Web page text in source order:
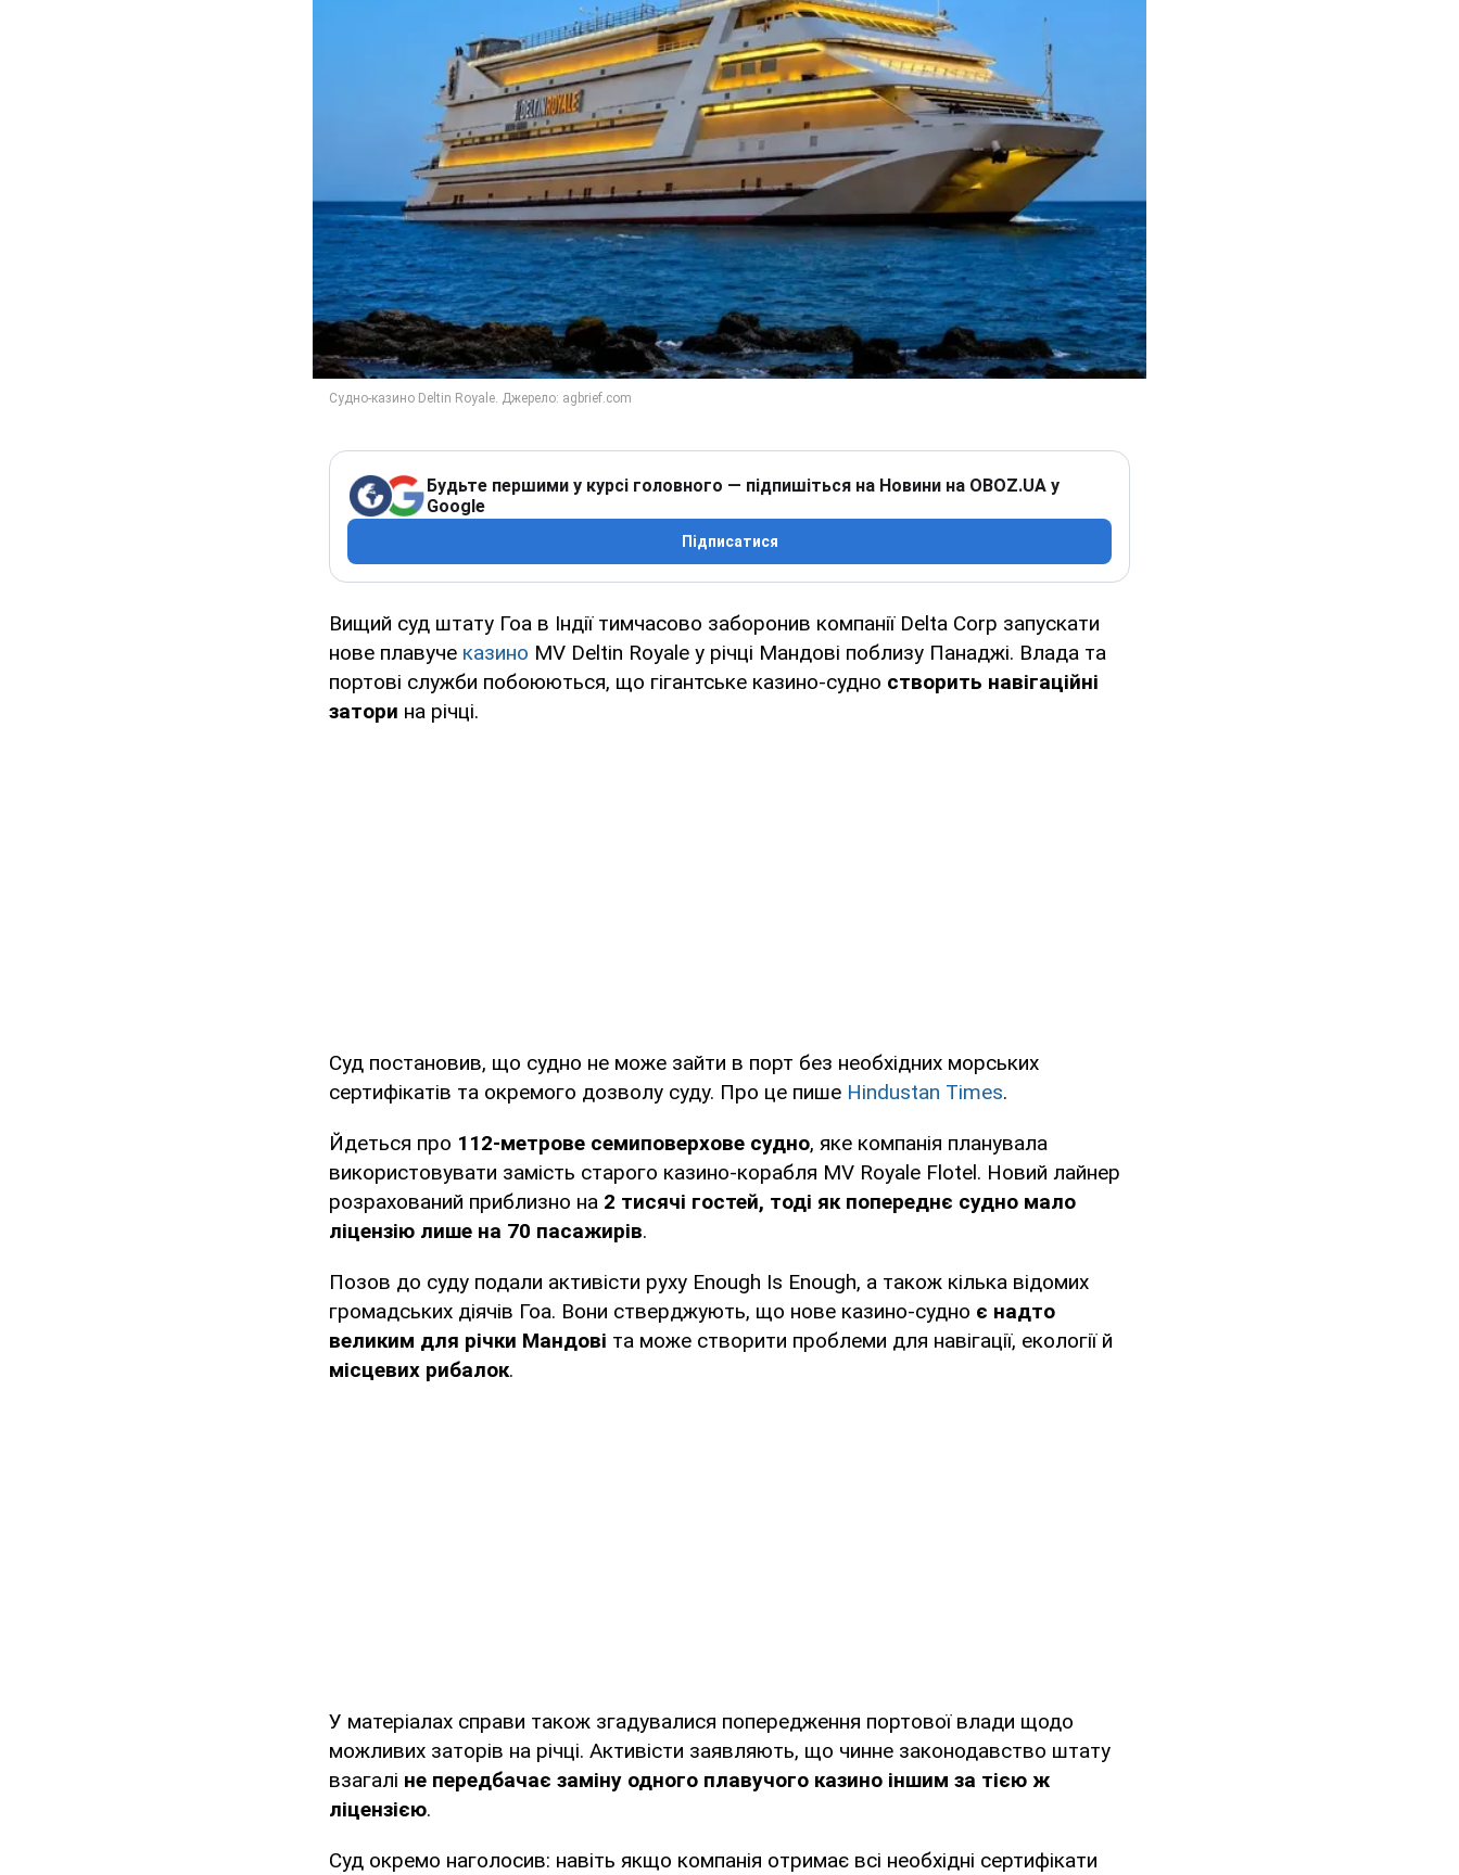
Будьте першими у курсі головного — підпишіться на Новини на OBOZ.UA у
Google
Підписатися
Вищий суд штату Гоа в Індії тимчасово заборонив компанії Delta Corp запускати
нове плавуче казино MV Deltin Royale у річці Мандові поблизу Панаджі. Влада та
портові служби побоюються, що гігантське казино-судно створить навігаційні
затори на річці.
Суд постановив, що судно не може зайти в порт без необхідних морських
сертифікатів та окремого дозволу суду. Про це пише Hindustan Times.
Йдеться про 112-метрове семиповерхове судно, яке компанія планувала
використовувати замість старого казино-корабля MV Royale Flotel. Новий лайнер
розрахований приблизно на 2 тисячі гостей, тоді як попереднє судно мало
ліцензію лише на 70 пасажирів.
Позов до суду подали активісти руху Enough Is Enough, а також кілька відомих
громадських діячів Гоа. Вони стверджують, що нове казино-судно є надто
великим для річки Мандові та може створити проблеми для навігації, екології й
місцевих рибалок.
У матеріалах справи також згадувалися попередження портової влади щодо
можливих заторів на річці. Активісти заявляють, що чинне законодавство штату
взагалі не передбачає заміну одного плавучого казино іншим за тією ж
ліцензією.
Суд окремо наголосив: навіть якщо компанія отримає всі необхідні сертифікати